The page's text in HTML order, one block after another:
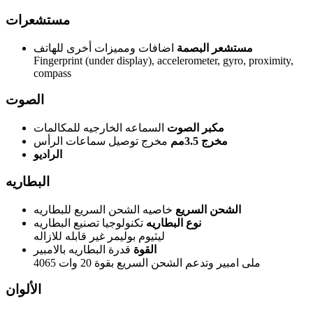
مستشعرات
مستشعر البصمة اضافات ومميزات أخرى للهاتف
Fingerprint (under display), accelerometer, gyro, proximity,
compass
الصوت
مكبر الصوت السماعه الخارجيه للمكالمات
مخرج 3.5مم
مخرج توصيل سماعات الرأس
الراديو
البطاريه
الشحن السريع خاصيه الشحن السريع للبطاريه
نوع البطاريه تكنولوجيا تصنيع البطاريه
ليثيوم بوليمر غير قابله للازاله
القوة قدرة البطاريه بالامبير
4065 ملى امبير وتدعم الشحن السريع بقوة 20 وات
الألوان